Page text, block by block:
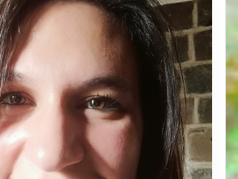
le plus difficile dans notre monde